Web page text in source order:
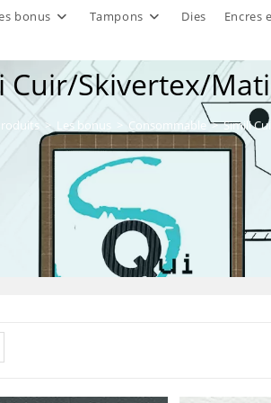
bonus Tampons Dies Encres
Cuir/Skivertex/
> Les bonus > Consommable > Simili